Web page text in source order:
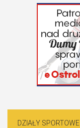
DZIAŁY SPORTOWE